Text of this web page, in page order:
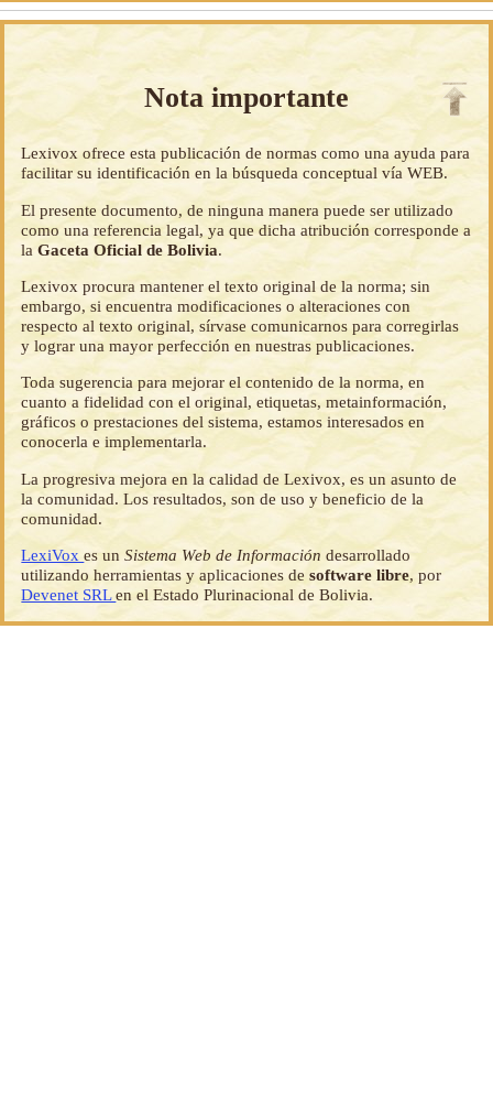
Nota importante
Lexivox ofrece esta publicación de normas como una ayuda para
facilitar su identificación en la búsqueda conceptual vía WEB.
El presente documento, de ninguna manera puede ser utilizado
como una referencia legal, ya que dicha atribución corresponde a
laGaceta Oficial de Bolivia.
Lexivox procura mantener el texto original de la norma; sin
embargo, si encuentra modificaciones o alteraciones con
respecto al texto original, sírvase comunicarnos para corregirlas
y lograr una mayor perfección en nuestras publicaciones.
Toda sugerencia para mejorar el contenido de la norma, en
cuanto a fidelidad con el original, etiquetas, metainformación,
gráficos o prestaciones del sistema, estamos interesados en
conocerla e implementarla.
La progresiva mejora en la calidad de Lexivox, es un asunto de
la comunidad. Los resultados, son de uso y beneficio de la
comunidad.
LexiVoxes unSistema Web de Información desarrollado
utilizando herramientas y aplicaciones desoftware libre, por
Devenet SRLen el Estado Plurinacional de Bolivia.